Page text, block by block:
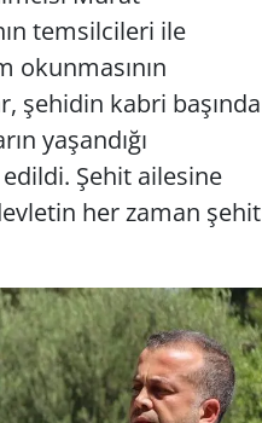
temsilcileri ile
okunmasının
şehidin kabri başında
yaşandığı
Şehit ailesine
her zaman şehit